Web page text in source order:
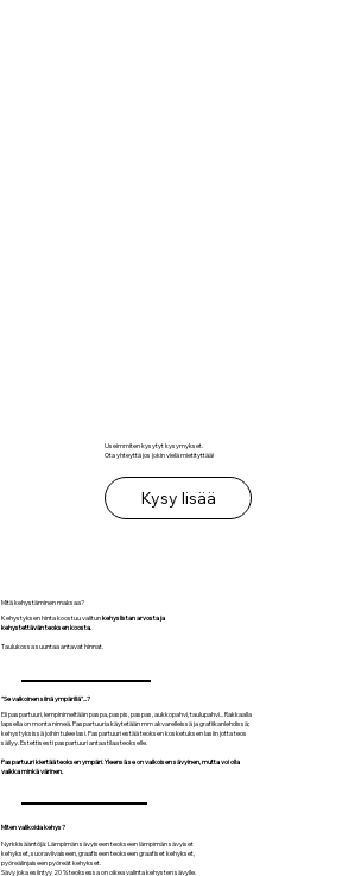
Useimmiten kysytyt kysymykset.
Ota yhteyttä jos jokin vielä mietityttää!
Kysy lisää
Mitä kehystäminen maksaa?
Kehystyksen hinta koostuu valitunkehyslistan arvosta ja
kehystettävän teoksen koosta.
Taulukossa suuntaa antavat hinnat.
"Se valkoinen siinä ympärillä"...?
Eli paspartuuri, lempinimeltään paspa, paspis, paspas, aukkopahvi, taulupahvi... Rakkaalla
lapsella on monta nimeä. Paspartuuria käytetään mm akvarelleissä ja grafiikanlehdissä;
kehystyksissä joihin tulee lasi. Paspartuuri estää teoksen kosketuksen lasiin jotta teos
säilyy. Estettisesti paspartuuri antaa tilaa teokselle.
Paspartuuri kiertää teoksen ympäri. Yleensä se on valkoisen sävyinen, mutta voi olla
vaikka minkä värinen.
Miten valikoida kehys?
Nyrkkisääntöjä: Lämpimän sävyiseen teokseen lämpimän sävyiset
kehykset, suoraviivaiseen, graafiseen teokseen graafiset kehykset,
pyöreälinjaiseen pyöreät kehykset.
Sävy joka esiintyy 20 % teoksessa on oikea valinta kehysten sävylle.